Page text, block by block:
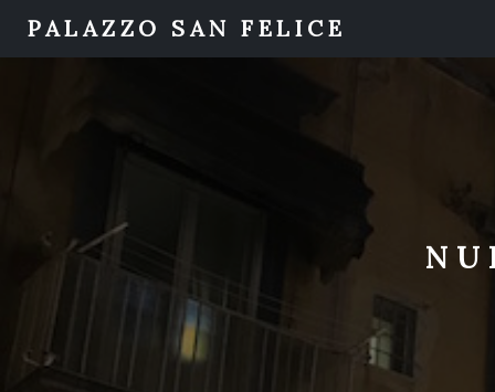
PALAZZO SAN FELICE